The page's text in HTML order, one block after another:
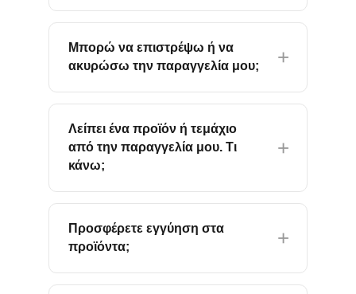
Μπορώ να επιστρέψω ή να
ακυρώσω την παραγγελία μου;
Λείπει ένα προϊόν ή τεμάχιο
από την παραγγελία μου. Τι
κάνω;
Προσφέρετε εγγύηση στα
προϊόντα;